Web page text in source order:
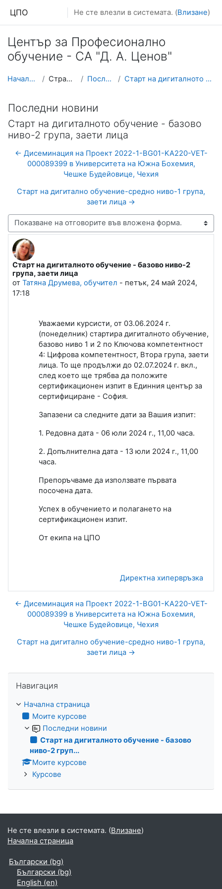
ЦПО Не сте влезли в системата. (Влизане)
Център за Професионално
обучение - СА "Д. А. Ценов"
Начална страница Страници от сайта Последни новини Старт на дигиталното обучение - базово ниво-2 груп...
Последни новини
Старт на дигиталното обучение - базово
ниво-2 група, заети лица
← Дисеминация на Проект 2022-1-BG01-KA220-VET-
000089399 в Университета на Южна Бохемия,
Чешке Будейовице, Чехия
Старт на дигитално обучение-средно ниво-1 група,
заети лица →
Начин на показване
Старт на дигиталното обучение - базово ниво-2
група, заети лица
от Татяна Друмева, обучител - петък, 24 май 2024,
17:18
Number of replies: 0
Уважаеми курсисти, от 03.06.2024 г.
(понеделник) стартира дигиталното обучение,
базово ниво 1 и 2 по Ключова компетентност
4: Цифрова компетентност, Втора група, заети
лица. То ще продължи до 02.07.2024 г. вкл.,
след което ще трябва да положите
сертификационен изпит в Единния център за
сертифициране - София.
Запазени са следните дати за Вашия изпит:
1. Редовна дата - 06 юли 2024 г., 11,00 часа.
2. Допълнителна дата - 13 юли 2024 г., 11,00
часа.
Препоръчваме да използвате първата
посочена дата.
Успех в обучението и полагането на
сертификационен изпит.
От екипа на ЦПО
Директна хипервръзка
← Дисеминация на Проект 2022-1-BG01-KA220-VET-
000089399 в Университета на Южна Бохемия,
Чешке Будейовице, Чехия
Старт на дигитално обучение-средно ниво-1 група,
заети лица →
Навигация
Начална страница
Моите курсове
Последни новини
Старт на дигиталното обучение - базово
ниво-2 груп...
Моите курсове
Курсове
Не сте влезли в системата. (Влизане)
Начална страница
Български ‎(bg)‎
Български ‎(bg)‎
English ‎(en)‎